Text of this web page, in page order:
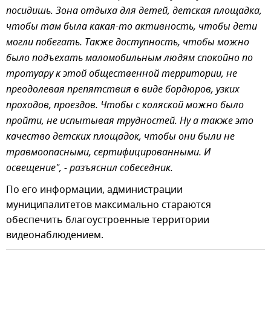
посидишь. Зона отдыха для детей, детская площадка,
чтобы там была какая-то активность, чтобы дети
могли побегать. Также доступность, чтобы можно
было подъехать маломобильным людям спокойно по
тротуару к этой общественной территории, не
преодолевая препятствия в виде бордюров, узких
проходов, проездов. Чтобы с коляской можно было
пройти, не испытывая трудностей. Ну а также это
качество детских площадок, чтобы они были не
травмоопасными, сертифицированными. И
освещение", - разъяснил собеседник.
По его информации, администрации
муниципалитетов максимально стараются
обеспечить благоустроенные территории
видеонаблюдением.